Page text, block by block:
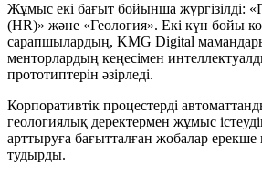
Жұмыс екі бағыт бойынша жүргізілді:
(HR)» және «Геология». Екі күн бойы
сарапшылардың, KMG Digital
менторлардың кеңесімен
прототиптерін әзірледі.
Корпоративтік процестерді
геологиялық деректермен жұмыс
арттыруға бағытталған жобалар
тудырды.